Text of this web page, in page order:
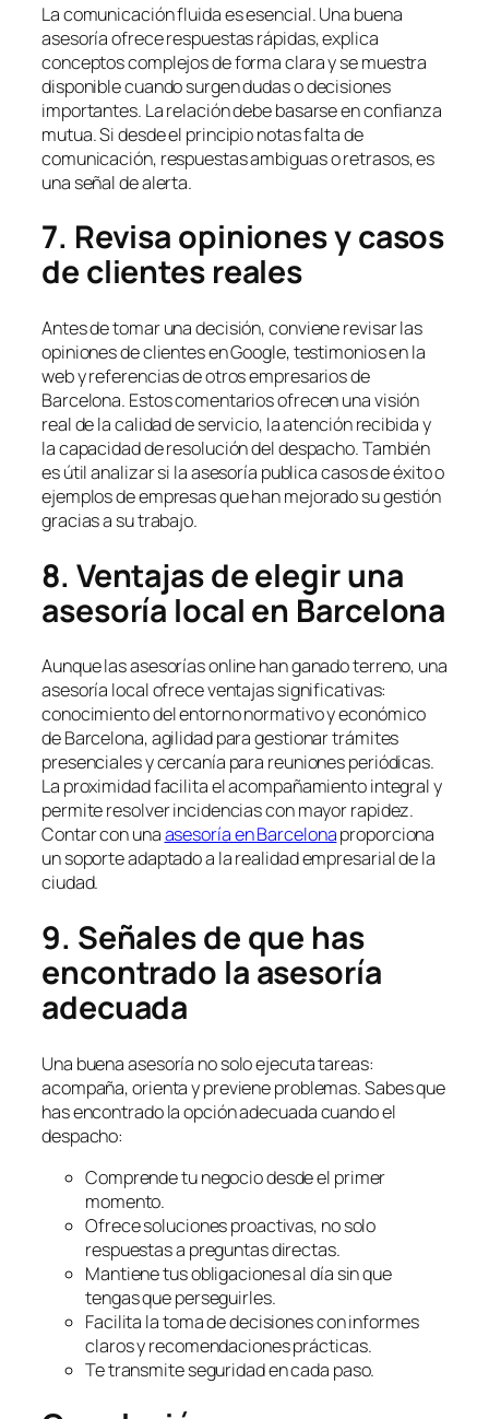
La comunicación fluida es esencial. Una buena
asesoría ofrece respuestas rápidas, explica
conceptos complejos de forma clara y se muestra
disponible cuando surgen dudas o decisiones
importantes. La relación debe basarse en confianza
mutua. Si desde el principio notas falta de
comunicación, respuestas ambiguas o retrasos, es
una señal de alerta.
7. Revisa opiniones y casos
de clientes reales
Antes de tomar una decisión, conviene revisar las
opiniones de clientes en Google, testimonios en la
web y referencias de otros empresarios de
Barcelona. Estos comentarios ofrecen una visión
real de la calidad de servicio, la atención recibida y
la capacidad de resolución del despacho. También
es útil analizar si la asesoría publica casos de éxito o
ejemplos de empresas que han mejorado su gestión
gracias a su trabajo.
8. Ventajas de elegir una
asesoría local en Barcelona
Aunque las asesorías online han ganado terreno, una
asesoría local ofrece ventajas significativas:
conocimiento del entorno normativo y económico
de Barcelona, agilidad para gestionar trámites
presenciales y cercanía para reuniones periódicas.
La proximidad facilita el acompañamiento integral y
permite resolver incidencias con mayor rapidez.
Contar con unaasesoría en Barcelonaproporciona
un soporte adaptado a la realidad empresarial de la
ciudad.
9. Señales de que has
encontrado la asesoría
adecuada
Una buena asesoría no solo ejecuta tareas:
acompaña, orienta y previene problemas. Sabes que
has encontrado la opción adecuada cuando el
despacho:
Comprende tu negocio desde el primer
momento.
Ofrece soluciones proactivas, no solo
respuestas a preguntas directas.
Mantiene tus obligaciones al día sin que
tengas que perseguirles.
Facilita la toma de decisiones con informes
claros y recomendaciones prácticas.
Te transmite seguridad en cada paso.